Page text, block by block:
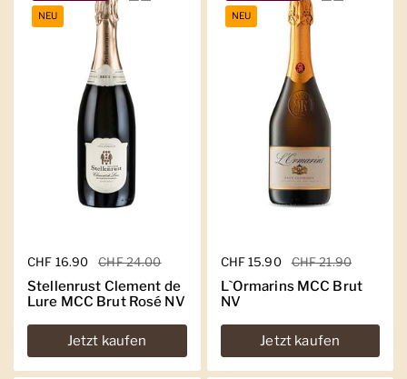
Regulärer Preis
CHF 16.90 Sale-Preis
CHF 24.00
Stellenrust Clement de
Lure MCC Brut Rosé NV
Jetzt kaufen
NEU
Regulärer Preis
CHF 15.90 Sale-Preis
CHF 21.90
L`Ormarins MCC Brut
NV
Jetzt kaufen
NEU